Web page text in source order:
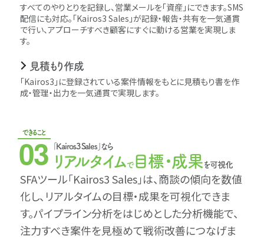
すべてのやりとりを記録し、営業メールを｢資産｣にできます。SMS
配信にも対応。｢Kairos3 Sales｣が記録・報告・共有を一気通貫
で行い、アプローチすべき顧客にすぐに動ける営業を実現しま
す。
見積もり作成
｢Kairos3｣に登録されている案件情報をもとに見積もり書を作
成・管理・出力を一気通貫で実現します。
できること
03 ｢Kairos3 Sales｣なら
リアルタイムで目標・成果 を可視化
SFAツール｢Kairos3 Sales｣は、商談の傾向を数値
化し、リアルタイムの目標・成果を可視化できま
す。パイプライン分析をはじめとした分析機能で、
注力すべき案件を見極めて戦術改善につなげま